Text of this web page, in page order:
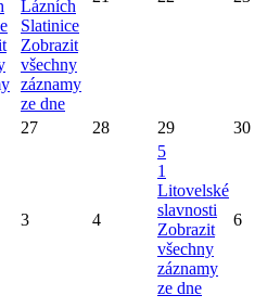
Lázních
Slatinice
Zobrazit
všechny
záznamy
ze dne
27 28 29 30
3 4
5
1
Litovelské
slavnosti
Zobrazit
všechny
záznamy
ze dne
6